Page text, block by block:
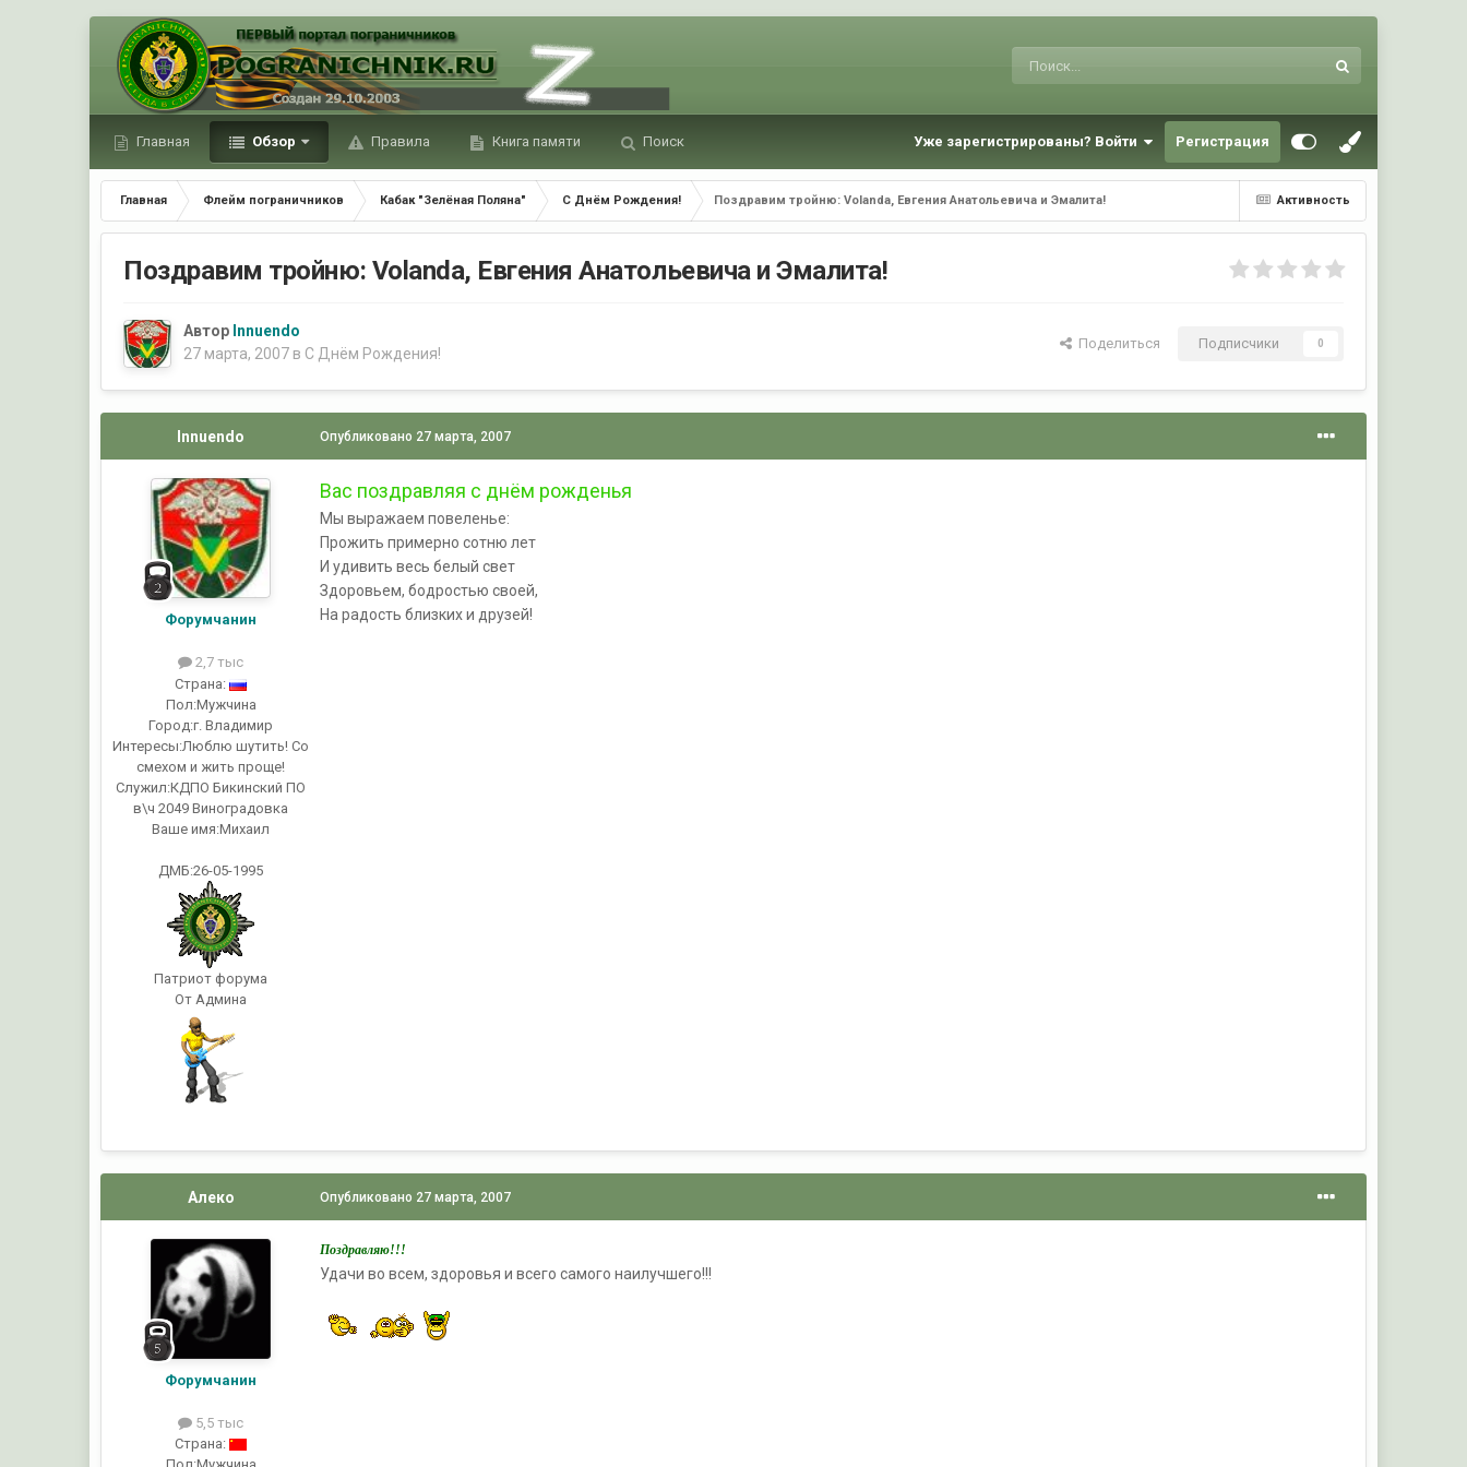
Главная Обзор Правила Книга памяти Поиск Уже зарегистрированы? Войти Регистрация
Активность
Главная Флейм пограничников Кабак "Зелёная Поляна" С Днём Рождения! Поздравим тройню: Volandа, Евгения Анатольевича и Эмалита!
Поздравим тройню: Volandа, Евгения Анатольевича и Эмалита!
Автор Innuendo
27 марта, 2007 в С Днём Рождения!
Поделиться Подписчики 0
Innuendo
Форумчанин
2,7 тыс
Страна:
Пол:Мужчина
Город:г. Владимир
Интересы:Люблю шутить! Со
смехом и жить проще!
Служил:КДПО Бикинский ПО
в\ч 2049 Виноградовка
Ваше имя:Михаил
ДМБ:26-05-1995
Патриот форума
От Админа
Опубликовано 27 марта, 2007
Вас поздравляя с днём рожденья
Мы выражаем повеленье:
Прожить примерно сотню лет
И удивить весь белый свет
Здоровьем, бодростью своей,
Hа радость близких и друзей!
Алеко
Форумчанин
5,5 тыс
Страна:
Опубликовано 27 марта, 2007
Поздравляю!!!
Удачи во всем, здоровья и всего самого наилучшего!!!